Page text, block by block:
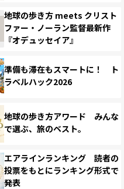
地球の歩き方 meets クリスト
ファー・ノーラン監督最新作
『オデュッセイア』
準備も滞在もスマートに！ ト
ラベルハック2026
地球の歩き方アワード みんな
で選ぶ、旅のベスト。
エアラインランキング 読者の
投票をもとにランキング形式で
発表